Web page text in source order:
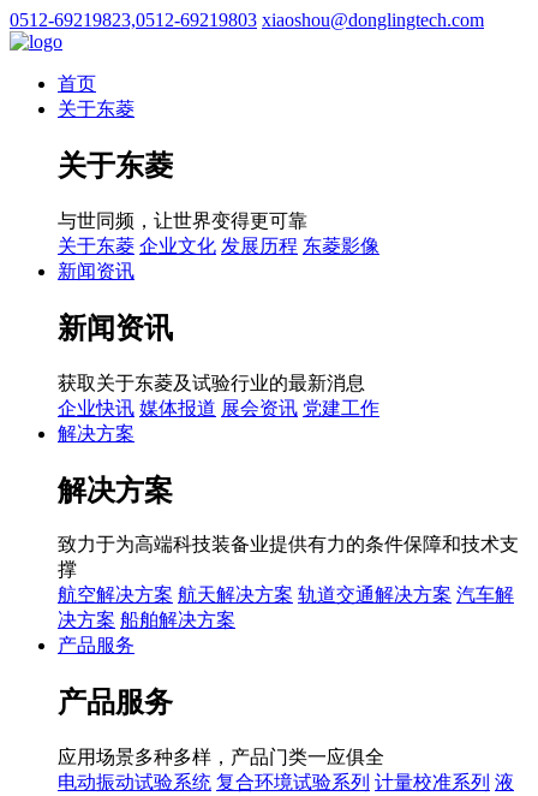
0512-69219823,0512-69219803 xiaoshou@donglingtech.com
首页
关于东菱
关于东菱
与世同频，让世界变得更可靠
关于东菱 企业文化 发展历程 东菱影像
新闻资讯
新闻资讯
获取关于东菱及试验行业的最新消息
企业快讯 媒体报道 展会资讯 党建工作
解决方案
解决方案
致力于为高端科技装备业提供有力的条件保障和技术支
撑
航空解决方案 航天解决方案 轨道交通解决方案 汽车解
决方案 船舶解决方案
产品服务
产品服务
应用场景多种多样，产品门类一应俱全
电动振动试验系统 复合环境试验系列 计量校准系列 液